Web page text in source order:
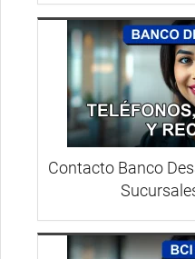
Contacto Banco